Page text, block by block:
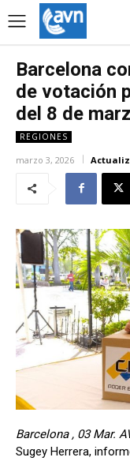
Barcelona
de votación
del 8 de
REGIONES
marzo 3, 2026
Barcelona , 03 Mar.
Sugey Herrera,